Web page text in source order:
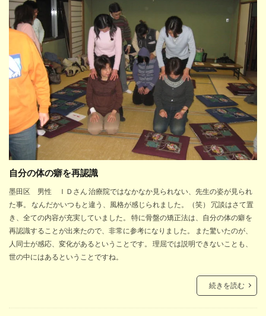
自分の体の癖を再認識
墨田区 男性 ＩＤさん 治療院ではなかなか見られない、先生の姿が見られ
た事。 なんだかいつもと違う、風格が感じられました。（笑） 冗談はさて置
き、全ての内容が充実していました。 特に骨盤の矯正法は、自分の体の癖を
再認識することが出来たので、非常に参考になりました。 また驚いたのが、
人同士が感応、変化があるということです。 理屈では説明できないことも、
世の中にはあるということですね。
続きを読む